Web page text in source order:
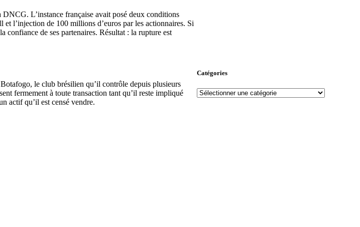
DNCG. L’instance française avait posé deux conditions
l’injection de 100 millions d’euros par les actionnaires. Si
confiance de ses partenaires. Résultat : la rupture est
le club brésilien qu’il contrôle depuis plusieurs
fermement à toute transaction tant qu’il reste impliqué
actif qu’il est censé vendre.
Catégories
Catégories